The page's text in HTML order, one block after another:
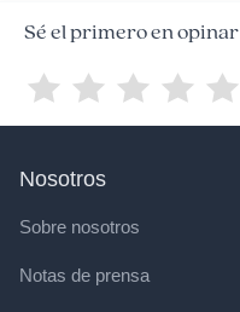
Sé el primero en opinar
Nosotros
Sobre nosotros
Notas de prensa